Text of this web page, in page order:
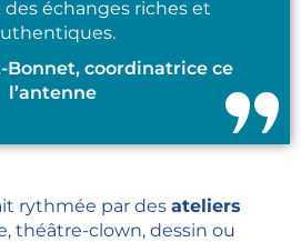
échanges riches et
Bonnet, coordinatrice ce
l’antenne
rythmée par des ateliers
théâtre-clown, dessin ou